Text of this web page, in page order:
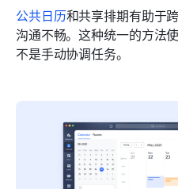
公共日历和共享排期有助于
沟通不畅。这种统一的方法
不是手动协调任务。